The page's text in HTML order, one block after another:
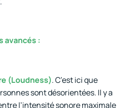
avancés :
(Loudness). C’est ici que
sont désorientées. Il y a
l’intensité sonore maximale